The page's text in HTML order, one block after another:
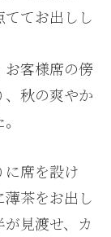
てお出しし
お客様席の傍
秋の爽やか
に席を設け
茶をお出し
見渡せ、カ